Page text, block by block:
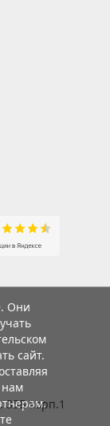
35Б корп.1
Они
сайт.
нам